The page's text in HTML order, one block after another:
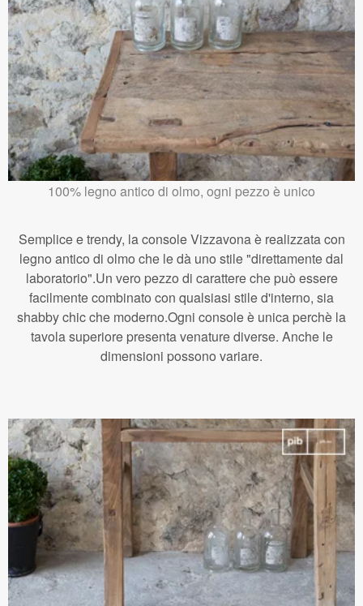
100% legno antico di olmo, ogni pezzo è unico
Semplice e trendy, la console Vizzavona è realizzata con
legno antico di olmo che le dà uno stile "direttamente dal
laboratorio".Un vero pezzo di carattere che può essere
facilmente combinato con qualsiasi stile d'interno, sia
shabby chic che moderno.Ogni console è unica perchè la
tavola superiore presenta venature diverse. Anche le
dimensioni possono variare.